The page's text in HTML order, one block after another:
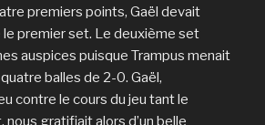
premiers points, Gaël devait
premier set. Le deuxième set
auspices puisque Trampus menait
balles de 2-0. Gaël,
contre le cours du jeu tant le
nous gratifiait alors d’un belle